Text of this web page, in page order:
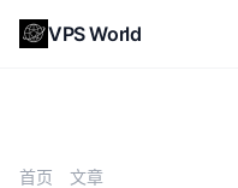
VPS World
首页
文章